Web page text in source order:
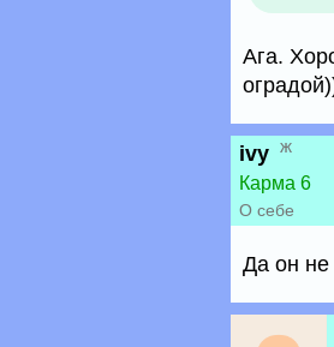
Ага.
ivy ж
Карма 6
О себе
Да он не